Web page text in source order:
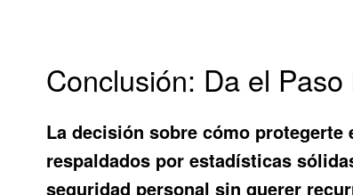
Conclusión: Da el
La decisión sobre cómo
respaldados por estadísticas
seguridad personal sin querer